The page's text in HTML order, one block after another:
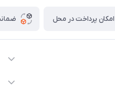
امکان پرداخت در محل